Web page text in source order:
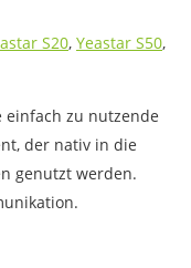
S20, Yeastar S50,
einfach zu nutzende
der nativ in die
genutzt werden.